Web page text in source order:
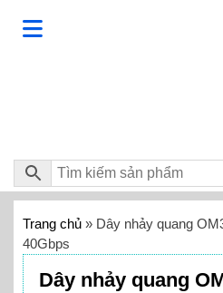
Trang chủ » Dây nhảy quang
40Gbps
Dây nhảy quang